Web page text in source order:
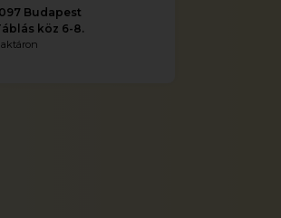
Budapest
köz 6-8.